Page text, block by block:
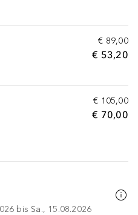
€ 89,00
€ 53,20
€ 105,00
€ 70,00
bis Sa., 15.08.2026